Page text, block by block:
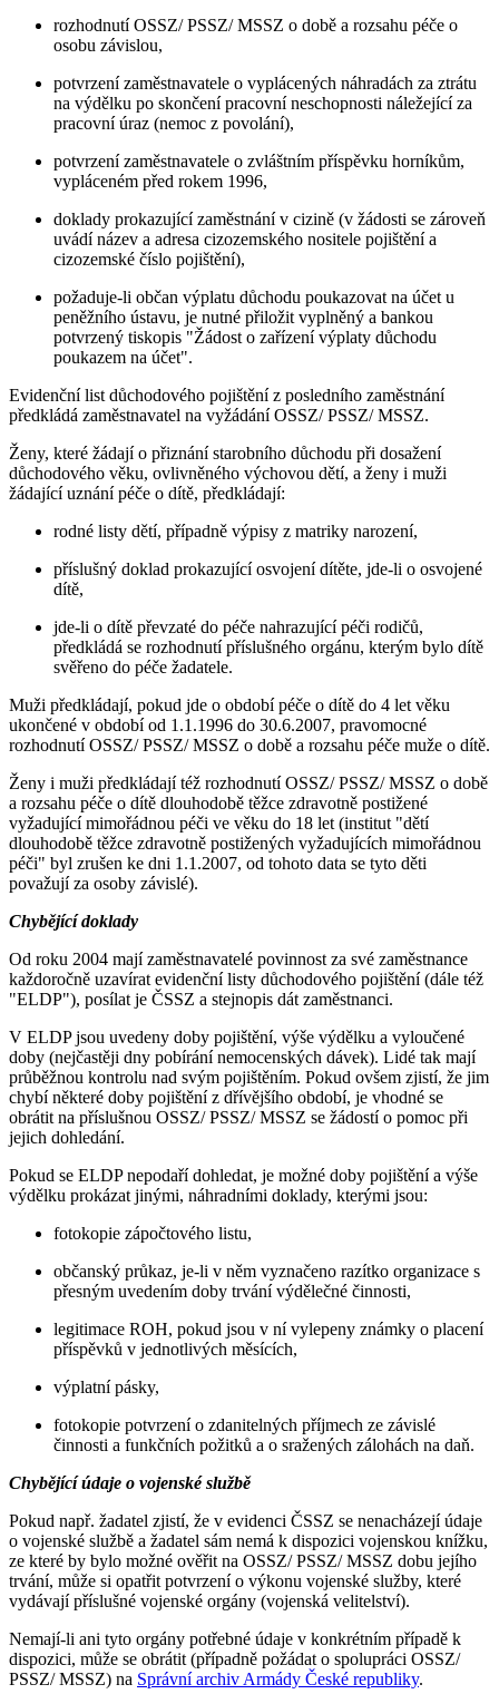
rozhodnutí OSSZ/ PSSZ/ MSSZ o době a rozsahu péče o
osobu závislou,
potvrzení zaměstnavatele o vyplácených náhradách za ztrátu
na výdělku po skončení pracovní neschopnosti náležející za
pracovní úraz (nemoc z povolání),
potvrzení zaměstnavatele o zvláštním příspěvku horníkům,
vypláceném před rokem 1996,
doklady prokazující zaměstnání v cizině (v žádosti se zároveň
uvádí název a adresa cizozemského nositele pojištění a
cizozemské číslo pojištění),
požaduje-li občan výplatu důchodu poukazovat na účet u
peněžního ústavu, je nutné přiložit vyplněný a bankou
potvrzený tiskopis "Žádost o zařízení výplaty důchodu
poukazem na účet".
Evidenční list důchodového pojištění z posledního zaměstnání
předkládá zaměstnavatel na vyžádání OSSZ/ PSSZ/ MSSZ.
Ženy, které žádají o přiznání starobního důchodu při dosažení
důchodového věku, ovlivněného výchovou dětí, a ženy i muži
žádající uznání péče o dítě, předkládají:
rodné listy dětí, případně výpisy z matriky narození,
příslušný doklad prokazující osvojení dítěte, jde-li o osvojené
dítě,
jde-li o dítě převzaté do péče nahrazující péči rodičů,
předkládá se rozhodnutí příslušného orgánu, kterým bylo dítě
svěřeno do péče žadatele.
Muži předkládají, pokud jde o období péče o dítě do 4 let věku
ukončené v období od 1.1.1996 do 30.6.2007, pravomocné
rozhodnutí OSSZ/ PSSZ/ MSSZ o době a rozsahu péče muže o dítě.
Ženy i muži předkládají též rozhodnutí OSSZ/ PSSZ/ MSSZ o době
a rozsahu péče o dítě dlouhodobě těžce zdravotně postižené
vyžadující mimořádnou péči ve věku do 18 let (institut "dětí
dlouhodobě těžce zdravotně postižených vyžadujících mimořádnou
péči" byl zrušen ke dni 1.1.2007, od tohoto data se tyto děti
považují za osoby závislé).
Chybějící doklady
Od roku 2004 mají zaměstnavatelé povinnost za své zaměstnance
každoročně uzavírat evidenční listy důchodového pojištění (dále též
"ELDP"), posílat je ČSSZ a stejnopis dát zaměstnanci.
V ELDP jsou uvedeny doby pojištění, výše výdělku a vyloučené
doby (nejčastěji dny pobírání nemocenských dávek). Lidé tak mají
průběžnou kontrolu nad svým pojištěním. Pokud ovšem zjistí, že jim
chybí některé doby pojištění z dřívějšího období, je vhodné se
obrátit na příslušnou OSSZ/ PSSZ/ MSSZ se žádostí o pomoc při
jejich dohledání.
Pokud se ELDP nepodaří dohledat, je možné doby pojištění a výše
výdělku prokázat jinými, náhradními doklady, kterými jsou:
fotokopie zápočtového listu,
občanský průkaz, je-li v něm vyznačeno razítko organizace s
přesným uvedením doby trvání výdělečné činnosti,
legitimace ROH, pokud jsou v ní vylepeny známky o placení
příspěvků v jednotlivých měsících,
výplatní pásky,
fotokopie potvrzení o zdanitelných příjmech ze závislé
činnosti a funkčních požitků a o sražených zálohách na daň.
Chybějící údaje o vojenské službě
Pokud např. žadatel zjistí, že v evidenci ČSSZ se nenacházejí údaje
o vojenské službě a žadatel sám nemá k dispozici vojenskou knížku,
ze které by bylo možné ověřit na OSSZ/ PSSZ/ MSSZ dobu jejího
trvání, může si opatřit potvrzení o výkonu vojenské služby, které
vydávají příslušné vojenské orgány (vojenská velitelství).
Nemají-li ani tyto orgány potřebné údaje v konkrétním případě k
dispozici, může se obrátit (případně požádat o spolupráci OSSZ/
PSSZ/ MSSZ) na Správní archiv Armády České republiky.